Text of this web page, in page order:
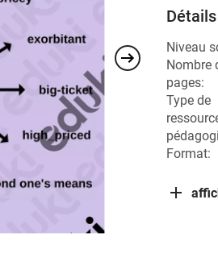
Niveau
Nombre
pages:
Type de
Format: